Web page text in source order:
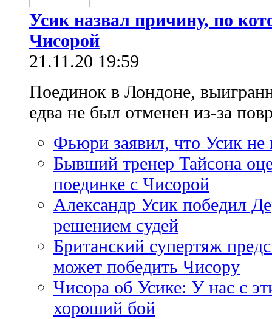
Усик назвал причину, по
Чисорой
21.11.20 19:59
Поединок в Лондоне,
едва не был отменен из-за
Фьюри заявил, что Усик
Бывший тренер Тайсона
поединке с Чисорой
Александр Усик победил
решением судей
Британский супертяж
может победить Чисору
Чисора об Усике: У нас с
хороший бой